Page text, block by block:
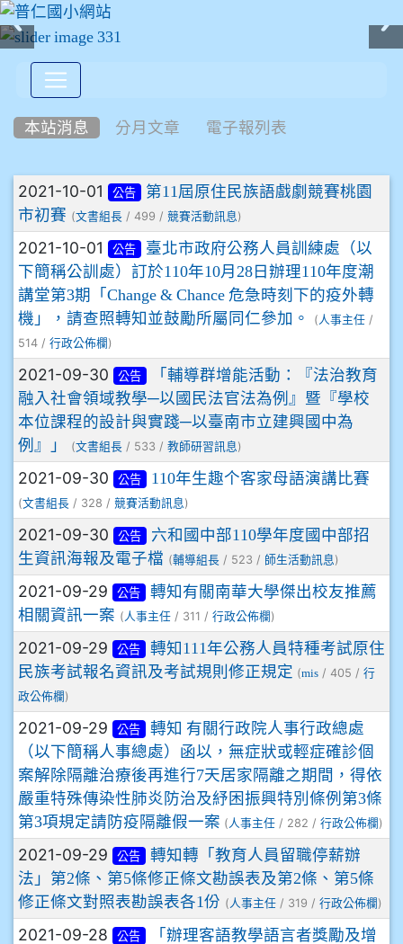
本站消息 分月文章 電子報列表
文章列表
2021-10-01 公告
第11屆原住民族語戲劇競賽桃園
市初賽 (文書組長 / 499 / 競賽活動訊息 )
2021-10-01 公告
臺北市政府公務人員訓練處（以
下簡稱公訓處）訂於110年10月28日辦理110年度潮
講堂第3期「Change & Chance 危急時刻下的疫外轉
機」，請查照轉知並鼓勵所屬同仁參加。
( 人事主任 /
514 / 行政公佈欄 )
2021-09-30 公告
「輔導群增能活動：『法治教育
融入社會領域教學─以國民法官法為例』暨『學校
本位課程的設計與實踐─以臺南市立建興國中為
例』」
(文書組長 / 533 / 教師研習訊息 )
2021-09-30 公告 110年生趣个客家母語演講比賽
(文書組長 / 328 / 競賽活動訊息 )
2021-09-30 公告
六和國中部110學年度國中部招
生資訊海報及電子檔 (輔導組長 / 523 / 師生活動訊息 )
2021-09-29 公告
轉知有關南華大學傑出校友推薦
相關資訊一案 ( 人事主任 / 311 / 行政公佈欄 )
2021-09-29 公告
轉知111年公務人員特種考試原住
民族考試報名資訊及考試規則修正規定 (mis / 405 / 行
政公佈欄 )
2021-09-29 公告
轉知 有關行政院人事行政總處
（以下簡稱人事總處）函以，無症狀或輕症確診個
案解除隔離治療後再進行7天居家隔離之期間，得依
嚴重特殊傳染性肺炎防治及紓困振興特別條例第3條
第3項規定請防疫隔離假一案 ( 人事主任 / 282 / 行政公佈欄 )
2021-09-29 公告
轉知轉「教育人員留職停薪辦
法」第2條、第5條修正條文勘誤表及第2條、第5條
修正條文對照表勘誤表各1份 ( 人事主任 / 319 / 行政公佈欄 )
2021-09-28 公告
「辦理客語教學語言者獎勵及增